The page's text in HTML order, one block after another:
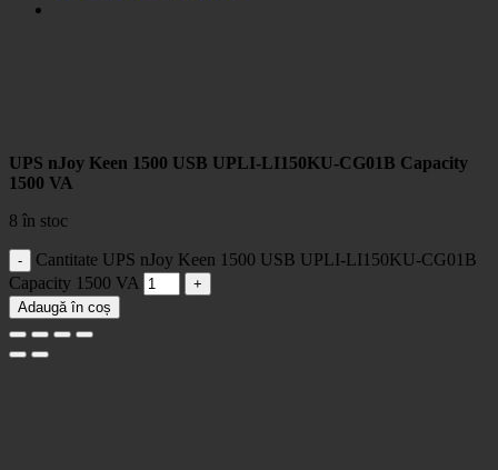
UPS nJoy Keen 1500 USB UPLI-LI150KU-CG01B Capacity
1500 VA
8 în stoc
Cantitate UPS nJoy Keen 1500 USB UPLI-LI150KU-CG01B
Capacity 1500 VA
Adaugă în coș